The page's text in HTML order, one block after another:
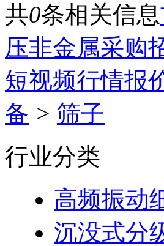
共0条相关信息
压非金属采购
短视频行情报
备 > 筛子
行业分类
高频振动
沉没式分